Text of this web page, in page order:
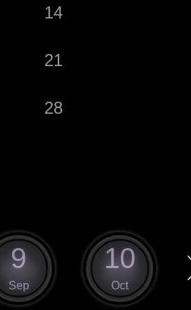
14
21
28
9
Sep
10
Oct